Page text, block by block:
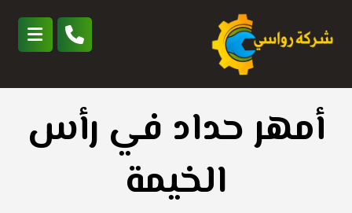
أمهر حداد في رأس
الخيمة